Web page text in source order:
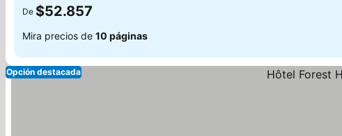
De $52.857
Mira precios de 10 páginas
Opción destacada